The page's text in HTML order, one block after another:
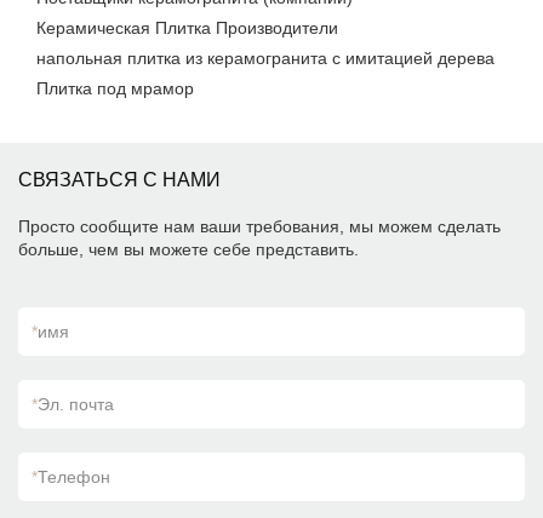
Керамическая Плитка Производители
напольная плитка из керамогранита с имитацией дерева
Плитка под мрамор
СВЯЗАТЬСЯ С НАМИ
Просто сообщите нам ваши требования, мы можем сделать
больше, чем вы можете себе представить.
*имя
*Эл. почта
*Телефон